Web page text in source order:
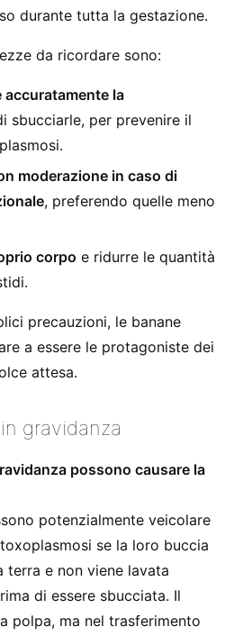
durante tutta la gestazione.
da ricordare sono:
accuratamente la
sbucciarle, per prevenire il
moderazione in caso di
, preferendo quelle meno
corpo e ridurre le quantità
precauzioni, le banane
a essere le protagoniste dei
attesa.
gravidanza
possono causare la
potenzialmente veicolare
se la loro buccia
terra e non viene lavata
di essere sbucciata. Il
polpa, ma nel trasferimento